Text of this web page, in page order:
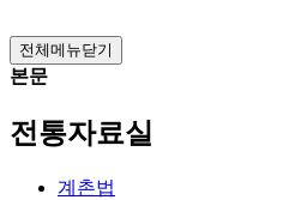
전체메뉴닫기
본문
전통자료실
계촌법